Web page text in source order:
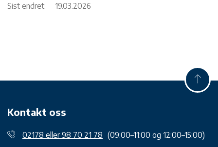
Sist endret: 19.03.2026
Kontakt oss
02178 eller 98 70 21 78 (09:00–11:00 og 12:00–15:00)